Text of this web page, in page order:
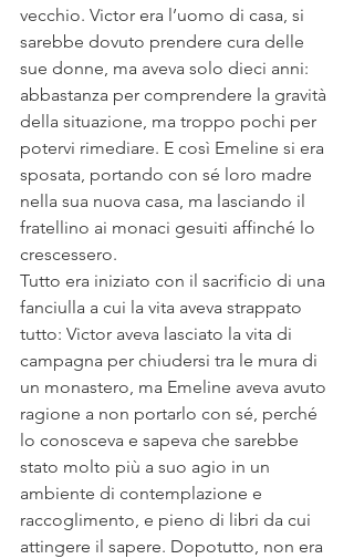
vecchio. Victor era l’uomo di casa, si
sarebbe dovuto prendere cura delle
sue donne, ma aveva solo dieci anni:
abbastanza per comprendere la gravità
della situazione, ma troppo pochi per
potervi rimediare. E così Emeline si era
sposata, portando con sé loro madre
nella sua nuova casa, ma lasciando il
fratellino ai monaci gesuiti affinché lo
crescessero.
Tutto era iniziato con il sacrificio di una
fanciulla a cui la vita aveva strappato
tutto: Victor aveva lasciato la vita di
campagna per chiudersi tra le mura di
un monastero, ma Emeline aveva avuto
ragione a non portarlo con sé, perché
lo conosceva e sapeva che sarebbe
stato molto più a suo agio in un
ambiente di contemplazione e
raccoglimento, e pieno di libri da cui
attingere il sapere. Dopotutto, non era